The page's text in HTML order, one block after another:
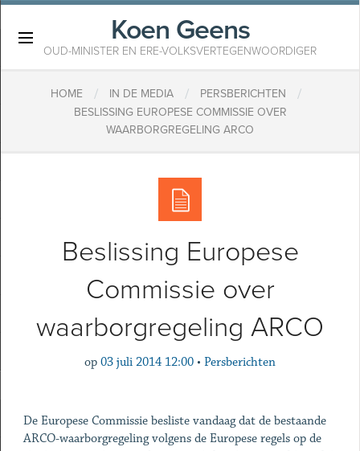
Koen Geens
OUD-MINISTER EN ERE-VOLKSVERTEGENWOORDIGER
HOME / IN DE MEDIA / PERSBERICHTEN /
BESLISSING EUROPESE COMMISSIE OVER
WAARBORGREGELING ARCO
Beslissing Europese
Commissie over
waarborgregeling ARCO
op 03 juli 2014 12:00 • Persberichten
De Europese Commissie besliste vandaag dat de bestaande
ARCO-waarborgregeling volgens de Europese regels op de